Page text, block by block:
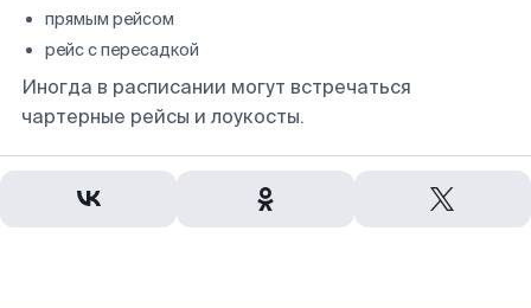
прямым рейсом
рейс с пересадкой
Иногда в расписании могут встречаться
чартерные рейсы и лоукосты.